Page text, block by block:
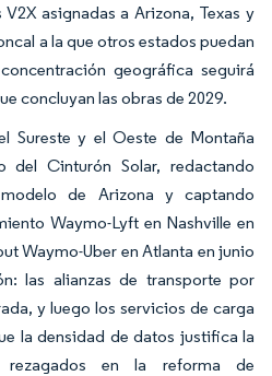
asignadas a Arizona, Texas y
a la que otros estados puedan
geográfica seguirá
concluyan las obras de 2029.
Sureste y el Oeste de Montaña
del Cinturón Solar, redactando
de Arizona y captando
Waymo-Lyft en Nashville en
Waymo-Uber en Atlanta en junio
las alianzas de transporte por
y luego los servicios de carga
la densidad de datos justifica la
rezagados en la reforma de